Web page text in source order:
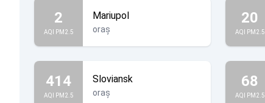
2
AQI PM2.5
Mariupol
oraș
20
AQI PM2.5
414
AQI PM2.5
Sloviansk
oraș
68
AQI PM2.5